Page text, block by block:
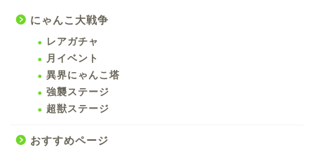
にゃんこ大戦争
レアガチャ
月イベント
異界にゃんこ塔
強襲ステージ
超獣ステージ
おすすめページ